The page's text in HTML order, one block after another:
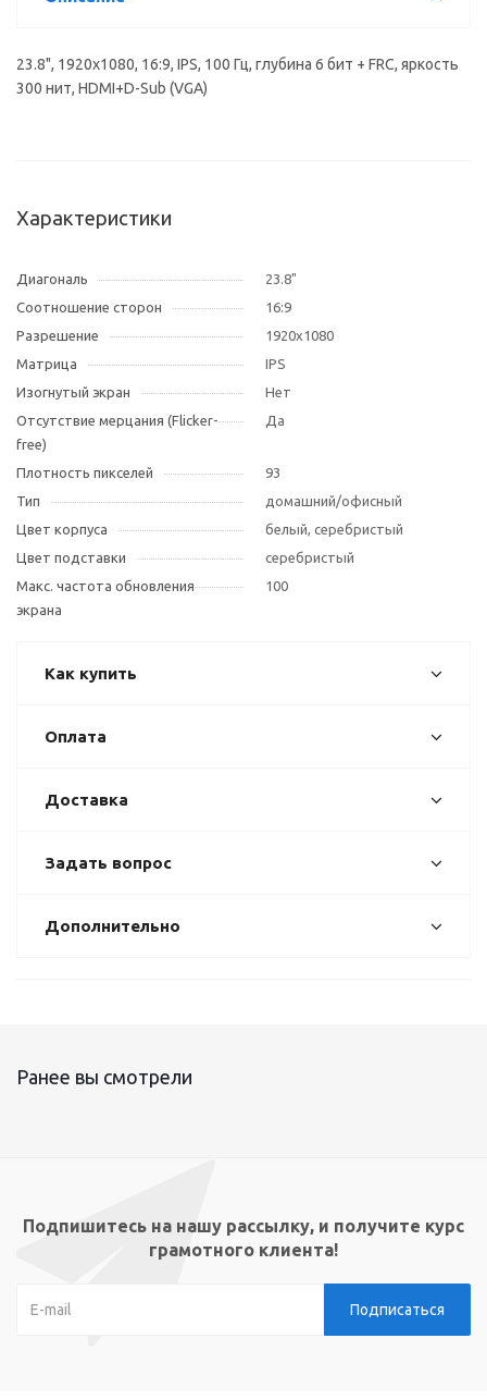
23.8", 1920x1080, 16:9, IPS, 100 Гц, глубина 6 бит + FRC, яркость
300 нит, HDMI+D-Sub (VGA)
Характеристики
Диагональ
23.8"
Соотношение сторон
16:9
Разрешение
1920x1080
Матрица
IPS
Изогнутый экран
Нет
Отсутствие мерцания (Flicker-
free)
Да
Плотность пикселей
93
Тип
домашний/офисный
Цвет корпуса
белый, серебристый
Цвет подставки
серебристый
Макс. частота обновления
экрана
100
Как купить
Оплата
Доставка
Задать вопрос
Дополнительно
Ранее вы смотрели
Подпишитесь на нашу рассылку, и получите курс
грамотного клиента!